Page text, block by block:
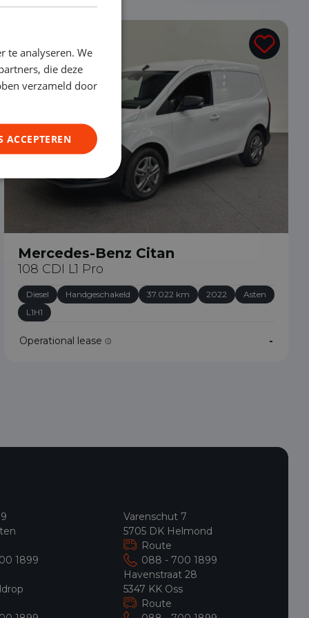
Mercedes-Benz Citan
108 CDI L1 Pro
Diesel Handgeschakeld 37.022 km 2022
Asten
L1H1
Operational lease -
1899
Varenschut 7
5705 DK Helmond
Route
088 - 700 1899
Havenstraat 28
5347 KK Oss
Route
te analyseren. We
die deze
verzameld door
ACCEPTEREN